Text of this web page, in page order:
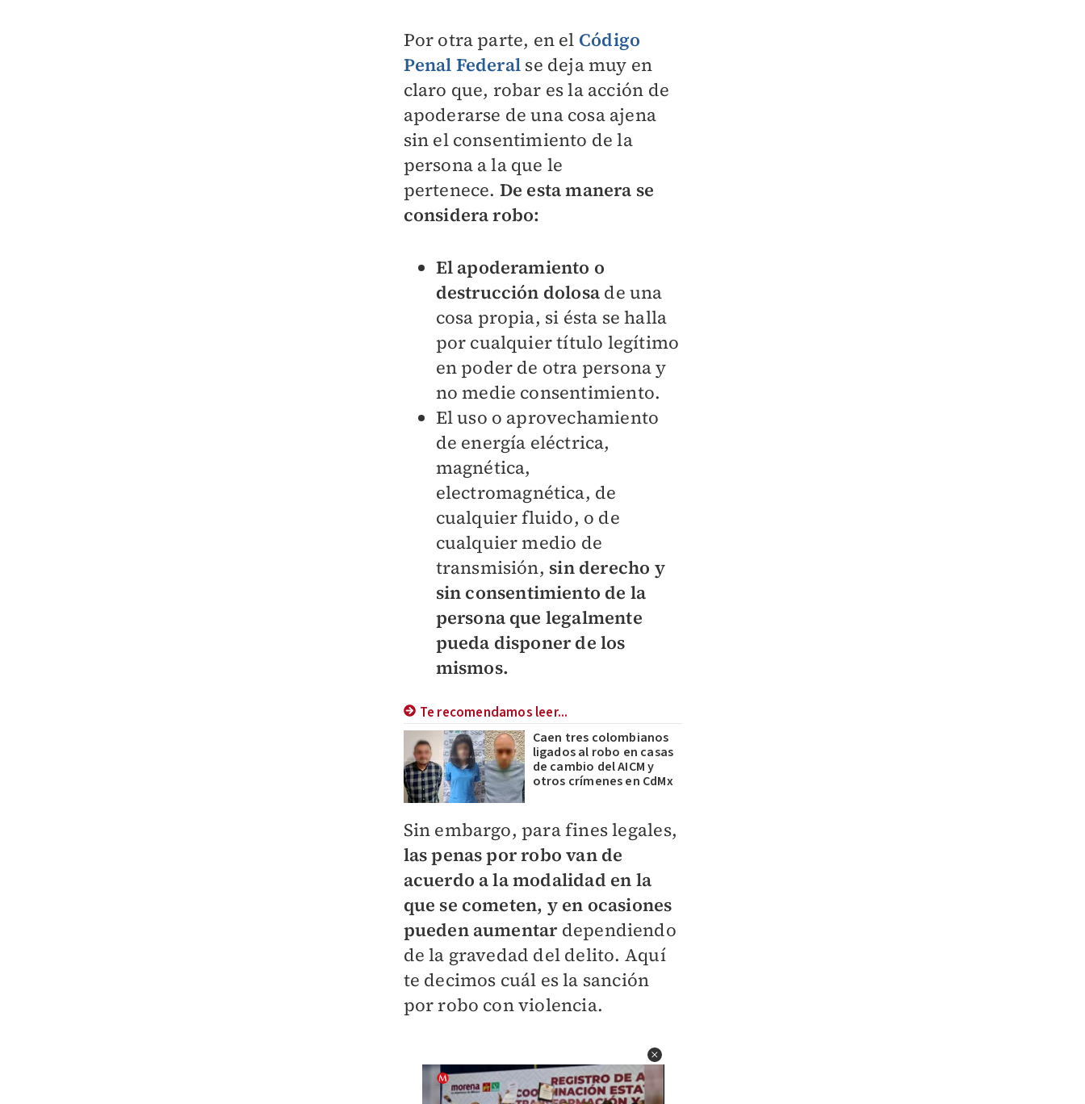
Por otra parte, en el Código
Penal Federal se deja muy en
claro que, robar es la acción de
apoderarse de una cosa ajena
sin el consentimiento de la
persona a la que le
pertenece. De esta manera se
considera robo:
El apoderamiento o
destrucción dolosa de una
cosa propia, si ésta se halla
por cualquier título legítimo
en poder de otra persona y
no medie consentimiento.
El uso o aprovechamiento
de energía eléctrica,
magnética,
electromagnética, de
cualquier fluido, o de
cualquier medio de
transmisión, sin derecho y
sin consentimiento de la
persona que legalmente
pueda disponer de los
mismos.
Te recomendamos leer...
Caen tres colombianos
ligados al robo en casas
de cambio del AICM y
otros crímenes en CdMx
Sin embargo, para fines legales,
las penas por robo van de
acuerdo a la modalidad en la
que se cometen, y en ocasiones
pueden aumentardependiendo
de la gravedad del delito. Aquí
te decimos cuál es la sanción
por robo con violencia.